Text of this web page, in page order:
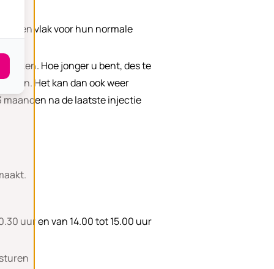
vlak voor hun normale
Hoe jonger u bent, des te
Het kan dan ook weer
maanden na de laatste injectie
uur en van 14.00 tot 15.00 uur